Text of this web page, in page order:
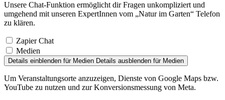
Unsere Chat-Funktion ermöglicht dir Fragen unkompliziert und
umgehend mit unseren ExpertInnen vom „Natur im Garten“ Telefon
zu klären.
Zapier Chat
Medien
Details einblenden für Medien Details ausblenden für Medien
Um Veranstaltungsorte anzuzeigen, Dienste von Google Maps bzw.
YouTube zu nutzen und zur Konversionsmessung von Meta.